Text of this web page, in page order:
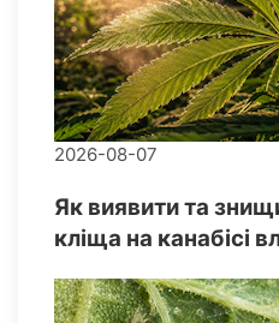
2026-08-07
Як виявити та
кліща на канабісі